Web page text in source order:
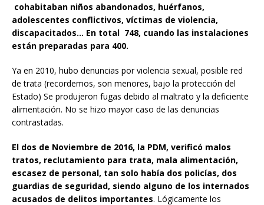
cohabitaban niños abandonados, huérfanos,
adolescentes conflictivos, víctimas de violencia,
discapacitados… En total 748, cuando las instalaciones
están preparadas para 400.
Ya en 2010, hubo denuncias por violencia sexual, posible red
de trata (recordemos, son menores, bajo la protección del
Estado) Se produjeron fugas debido al maltrato y la deficiente
alimentación. No se hizo mayor caso de las denuncias
contrastadas.
El dos de Noviembre de 2016, la PDM, verificó malos
tratos, reclutamiento para trata, mala alimentación,
escasez de personal, tan solo había dos policías, dos
guardias de seguridad, siendo alguno de los internados
acusados de delitos importantes. Lógicamente los